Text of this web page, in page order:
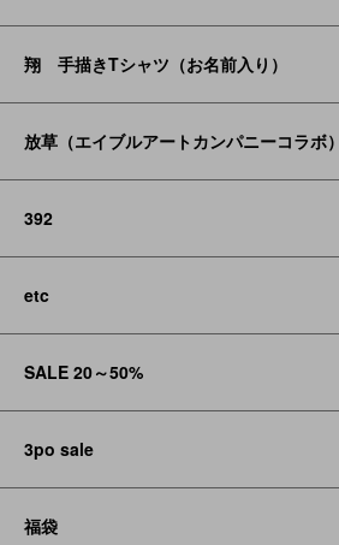
翔 手描きTシャツ（お名前入り）
放草（エイブルアートカンパニーコラボ）
392
etc
SALE 20～50%
3po sale
福袋